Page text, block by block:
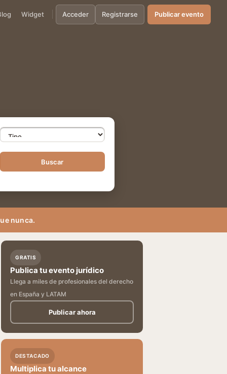
Widget Acceder Registrarse Publicar evento
Buscar
nunca.
GRATIS
Publica tu evento jurídico
Llega a miles de profesionales del derecho
en España y LATAM
Publicar ahora
DESTACADO
Multiplica tu alcance